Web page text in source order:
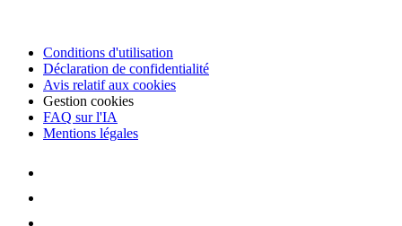
Conditions d'utilisation
Déclaration de confidentialité
Avis relatif aux cookies
Gestion cookies
FAQ sur l'IA
Mentions légales